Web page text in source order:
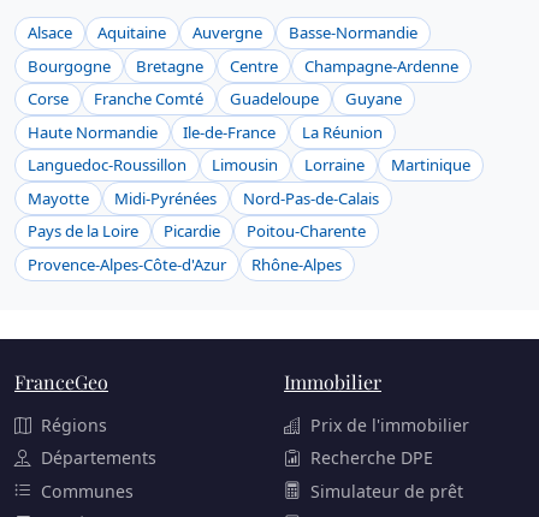
Alsace Aquitaine Auvergne
Basse-Normandie
Bourgogne
Bretagne Centre
Champagne-Ardenne
Corse
Franche Comté Guadeloupe
Guyane
Haute Normandie
Ile-de-France
La Réunion
Languedoc-Roussillon
Limousin Lorraine
Martinique
Mayotte
Midi-Pyrénées
Nord-Pas-de-Calais
Pays de la Loire
Picardie
Poitou-Charente
Provence-Alpes-Côte-d'Azur
Rhône-Alpes
FranceGeo
Régions
Départements
Communes
Immobilier
Prix de l'immobilier
Recherche DPE
Simulateur de prêt